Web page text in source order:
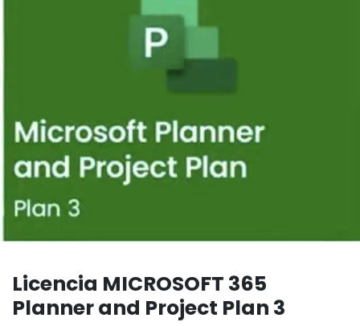
Licencia MICROSOFT 365
Planner and Project Plan 3